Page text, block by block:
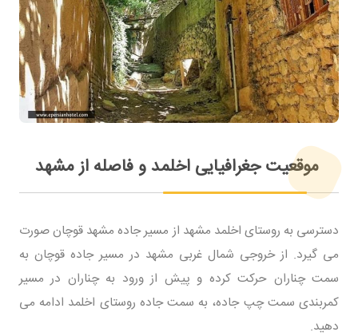
موقعیت جغرافیایی اخلمد و فاصله از مشهد
دسترسی به روستای اخلمد مشهد از مسیر جاده مشهد قوچان صورت
می گیرد. از خروجی شمال غربی مشهد در مسیر جاده قوچان به
سمت چناران حرکت کرده و پیش از ورود به چناران در مسیر
کمربندی سمت چپ جاده، به سمت جاده روستای اخلمد ادامه می
دهید.